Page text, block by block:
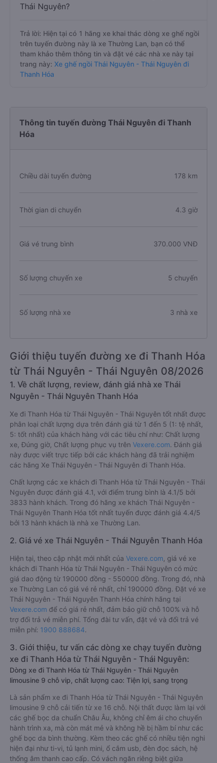
Thái Nguyên?
Trả lời: Hiện tại có 1 hãng xe khai thác dòng xe ghế ngồi
trên tuyến đường này là xe Thường Lan, bạn có thể
tham khảo thêm thông tin và đặt vé các nhà xe này tại
trang này: Xe ghế ngồi Thái Nguyên - Thái Nguyên đi
Thanh Hóa
Thông tin tuyến đường Thái Nguyên đi Thanh
Hóa
Chiều dài tuyến đường 178 km
Thời gian di chuyển 4.3 giờ
Giá vé trung bình 370.000 VNĐ
Số lượng chuyến xe 5 chuyến
Số lượng nhà xe 3 nhà xe
Giới thiệu tuyến đường xe đi Thanh Hóa
từ Thái Nguyên - Thái Nguyên 08/2026
1. Về chất lượng, review, đánh giá nhà xe Thái
Nguyên - Thái Nguyên Thanh Hóa
Xe đi Thanh Hóa từ Thái Nguyên - Thái Nguyên tốt nhất được
phân loại chất lượng dựa trên đánh giá từ 1 đến 5 (1: tệ nhất,
5: tốt nhất) của khách hàng với các tiêu chí như: Chất lượng
xe, Đúng giờ, Chất lượng phục vụ trên Vexere.com. Đánh giá
này được viết trực tiếp bởi các khách hàng đã trải nghiệm
các hãng Xe Thái Nguyên - Thái Nguyên đi Thanh Hóa.
Chất lượng các xe khách đi Thanh Hóa từ Thái Nguyên - Thái
Nguyên được đánh giá 4.1, với điểm trung bình là 4.1/5 bởi
3833 hành khách. Trong đó hãng xe khách Thái Nguyên -
Thái Nguyên Thanh Hóa tốt nhất tuyến được đánh giá 4.4/5
bởi 13 hành khách là nhà xe Thường Lan.
2. Giá vé xe Thái Nguyên - Thái Nguyên Thanh Hóa
Hiện tại, theo cập nhật mới nhất của Vexere.com , giá vé xe
khách đi Thanh Hóa từ Thái Nguyên - Thái Nguyên có mức
giá dao động từ 190000 đồng - 550000 đồng. Trong đó, nhà
xe Thường Lan có giá vé rẻ nhất, chỉ 190000 đồng. Đặt vé xe
Thái Nguyên - Thái Nguyên Thanh Hóa chính hãng tại
Vexere.com để có giá rẻ nhất, đảm bảo giữ chỗ 100% và hỗ
trợ đổi trả vé miễn phí. Tổng đài tư vấn, đặt vé và đổi trả vé
miễn phí: 1900 888684.
3. Giới thiệu, tư vấn các dòng xe chạy tuyến đường
xe đi Thanh Hóa từ Thái Nguyên - Thái Nguyên:
Dòng xe đi Thanh Hóa từ Thái Nguyên - Thái Nguyên
limousine 9 chỗ vip, chất lượng cao: Tiện lợi, sang trọng
Là sản phẩm xe đi Thanh Hóa từ Thái Nguyên - Thái Nguyên
limousine 9 chỗ cải tiến từ xe 16 chỗ. Nội thất được làm lại với
các ghế bọc da chuẩn Châu Âu, không chỉ êm ái cho chuyến
hành trình xa, mà còn mát mẻ và không hề bị hầm bí như các
ghế bọc da bình thường. Kèm theo các ghế có nhiều tiện nghi
hiện đại như ti-vi, tủ lạnh mini, ổ cắm usb, đèn đọc sách, hệ
thống âm thanh cao cấp. Có vách ngăn riêng biệt giữa